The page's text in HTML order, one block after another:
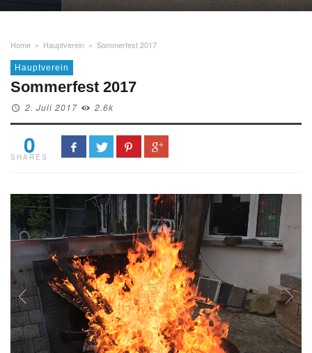
Home » Hauptverein » Sommerfest 2017
Hauptverein
Sommerfest 2017
2. Juli 2017 2.6k
0
SHARES